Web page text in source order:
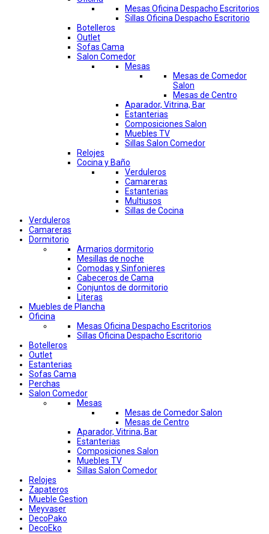
Mesas Oficina Despacho Escritorios
Sillas Oficina Despacho Escritorio
Botelleros
Outlet
Sofas Cama
Salon Comedor
Mesas
Mesas de Comedor
Salon
Mesas de Centro
Aparador, Vitrina, Bar
Estanterias
Composiciones Salon
Muebles TV
Sillas Salon Comedor
Relojes
Cocina y Baño
Verduleros
Camareras
Estanterias
Multiusos
Sillas de Cocina
Verduleros
Camareras
Dormitorio
Armarios dormitorio
Mesillas de noche
Comodas y Sinfonieres
Cabeceros de Cama
Conjuntos de dormitorio
Literas
Muebles de Plancha
Oficina
Mesas Oficina Despacho Escritorios
Sillas Oficina Despacho Escritorio
Botelleros
Outlet
Estanterias
Sofas Cama
Perchas
Salon Comedor
Mesas
Mesas de Comedor Salon
Mesas de Centro
Aparador, Vitrina, Bar
Estanterias
Composiciones Salon
Muebles TV
Sillas Salon Comedor
Relojes
Zapateros
Mueble Gestion
Meyvaser
DecoPako
DecoEko